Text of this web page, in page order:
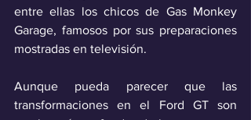
entre ellas los chicos de Gas Monkey
Garage, famosos por sus preparaciones
mostradas en televisión.
Aunque pueda parecer que las
transformaciones en el Ford GT son